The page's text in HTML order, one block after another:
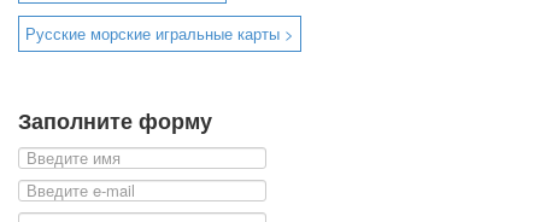
Русские морские игральные карты >
Заполните форму